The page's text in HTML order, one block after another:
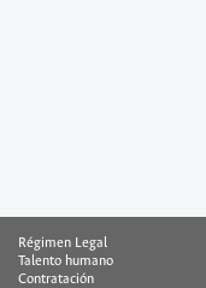
Régimen Legal
Talento humano
Contratación